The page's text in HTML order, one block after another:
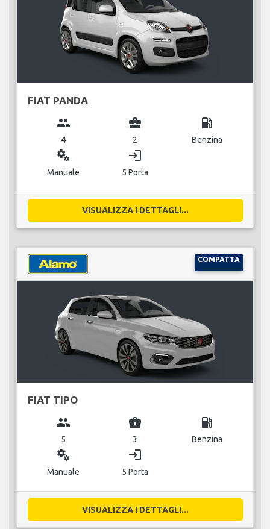
FIAT PANDA
group
4
business_center
2
local_gas_station
Benzina
miscellaneous_services
Manuale
login
5 Porta
VISUALIZZA I DETTAGLI...
COMPATTA
FIAT TIPO
group
5
business_center
3
local_gas_station
Benzina
miscellaneous_services
Manuale
login
5 Porta
VISUALIZZA I DETTAGLI...